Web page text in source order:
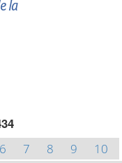
la
6 7 8 9
10